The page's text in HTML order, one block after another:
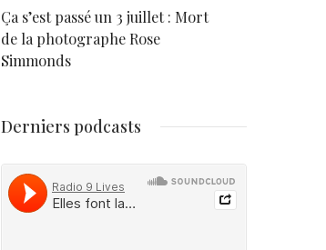
Ça s’est passé un 3 juillet : Mort
de la photographe Rose
Simmonds
Derniers podcasts